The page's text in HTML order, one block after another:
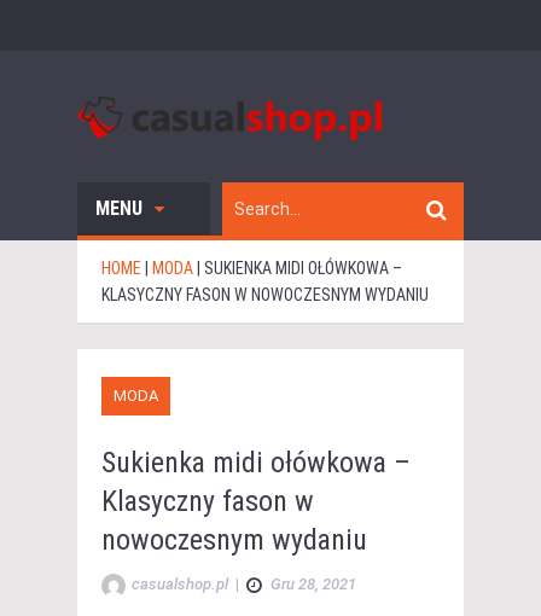
MENU
HOME MODA SUKIENKA MIDI OŁÓWKOWA –
KLASYCZNY FASON W NOWOCZESNYM WYDANIU
MODA
Sukienka midi ołówkowa –
Klasyczny fason w
nowoczesnym wydaniu
casualshop.pl | Gru 28, 2021